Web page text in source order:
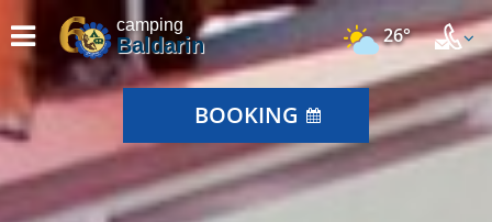
camping
Baldarin 26°
BOOKING